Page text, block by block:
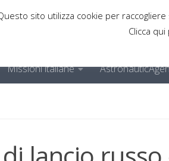
Missioni italiane
sito utilizza cookie per
Clicca